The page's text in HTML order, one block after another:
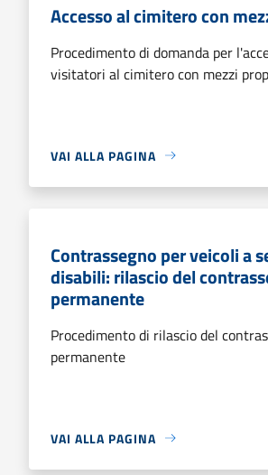
Accesso al cimitero con
Procedimento di domanda per
visitatori al cimitero con mezzi
VAI ALLA PAGINA
Contrassegno per veicoli a
disabili: rilascio del
permanente
Procedimento di rilascio del
permanente
VAI ALLA PAGINA